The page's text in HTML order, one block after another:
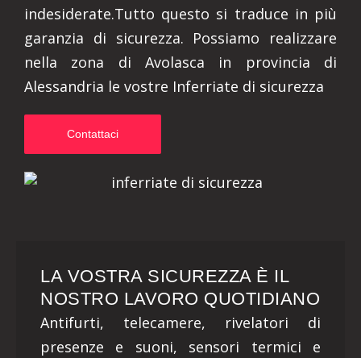
indesiderate.Tutto questo si traduce in più
garanzia di sicurezza. Possiamo realizzare
nella zona di Avolasca in provincia di
Alessandria le vostre Inferriate di sicurezza
Contattaci
LA VOSTRA SICUREZZA È IL
NOSTRO LAVORO QUOTIDIANO
Antifurti, telecamere, rivelatori di
presenze e suoni, sensori termici e